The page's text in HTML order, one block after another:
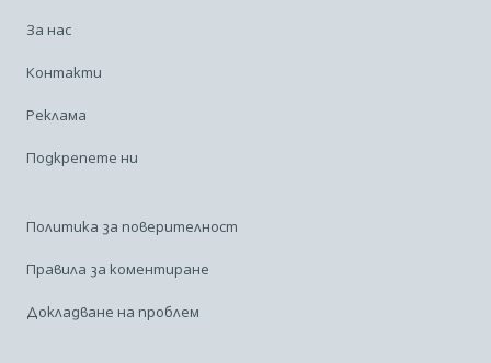
За нас
Контакти
Реклама
Подкрепете ни
Политика за поверителност
Правила за коментиране
Докладване на проблем